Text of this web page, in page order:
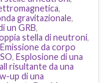
,
gravitazionale,
un GRB,
stella di neutroni,
Emissione da corpo
, Esplosione di una
risultante da una
up di una